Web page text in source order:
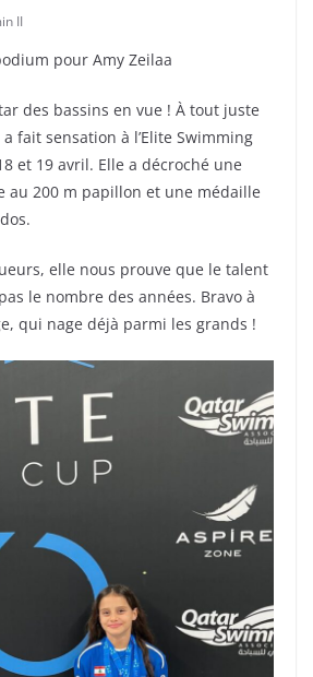
II
pour Amy Zeilaa
des bassins en vue ! À tout juste
fait sensation à l’Elite Swimming
et 19 avril. Elle a décroché une
au 200 m papillon et une médaille
elle nous prouve que le talent
le nombre des années. Bravo à
qui nage déjà parmi les grands !